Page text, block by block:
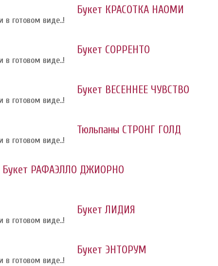
в готовом виде..!
Букет КРАСОТКА НАОМИ
в готовом виде..!
Букет СОРРЕНТО
в готовом виде..!
Букет ВЕСЕННЕЕ ЧУВСТВО
в готовом виде..!
Тюльпаны СТРОНГ ГОЛД
Букет РАФАЭЛЛО ДЖИОРНО
в готовом виде..!
Букет ЛИДИЯ
в готовом виде..!
Букет ЭНТОРУМ